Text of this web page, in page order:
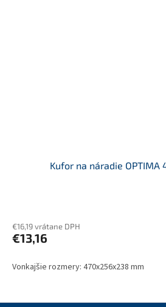
Kufor na náradie OPTIMA
€16,19 vrátane DPH
€13,16
Vonkajšie rozmery: 470x256x238 mm